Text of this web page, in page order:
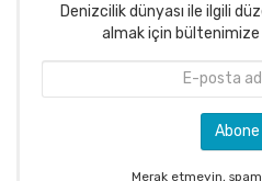
Denizcilik dünyası ile ilgili
almak için bültenimize
Merak etmeyin,